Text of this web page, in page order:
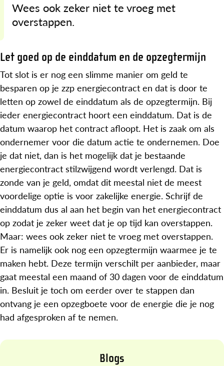
Wees ook zeker niet te vroeg met
overstappen.
Let goed op de einddatum en de opzegtermijn
Tot slot is er nog een slimme manier om geld te
besparen op je zzp energiecontract en dat is door te
letten op zowel de einddatum als de opzegtermijn. Bij
ieder energiecontract hoort een einddatum. Dat is de
datum waarop het contract afloopt. Het is zaak om als
ondernemer voor die datum actie te ondernemen. Doe
je dat niet, dan is het mogelijk dat je bestaande
energiecontract stilzwijgend wordt verlengd. Dat is
zonde van je geld, omdat dit meestal niet de meest
voordelige optie is voor zakelijke energie. Schrijf de
einddatum dus al aan het begin van het energiecontract
op zodat je zeker weet dat je op tijd kan overstappen.
Maar: wees ook zeker niet te vroeg met overstappen.
Er is namelijk ook nog een opzegtermijn waarmee je te
maken hebt. Deze termijn verschilt per aanbieder, maar
gaat meestal een maand of 30 dagen voor de einddatum
in. Besluit je toch om eerder over te stappen dan
ontvang je een opzegboete voor de energie die je nog
had afgesproken af te nemen.
Blogs